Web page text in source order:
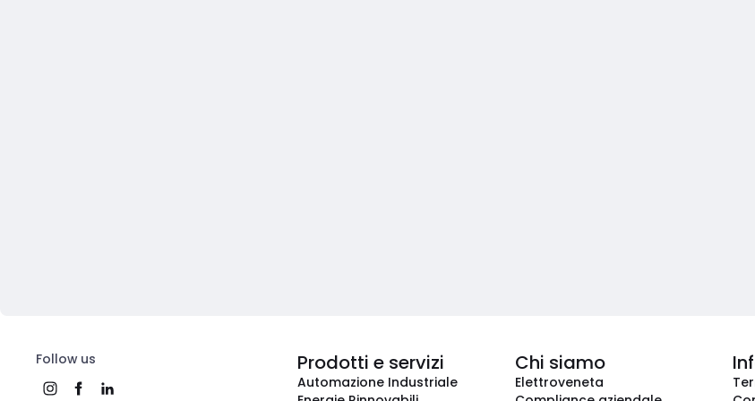
Follow us Prodotti e servizi
Automazione Industriale
Chi siamo
Elettroveneta